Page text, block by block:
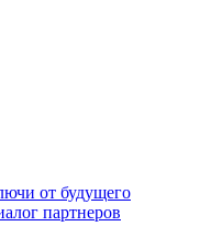
от будущего
партнеров